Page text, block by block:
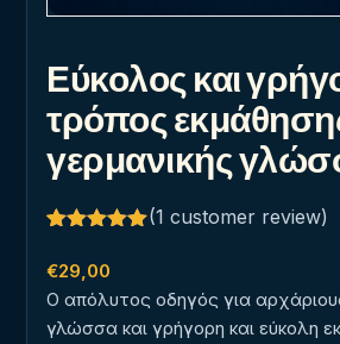
Εύκολος και
τρόπος
γερμανικής
out of 5
based on
customer
rating
(1 customer review)
€29,00
Ο απόλυτος οδηγός για
γλώσσα και γρήγορη και εύκολη